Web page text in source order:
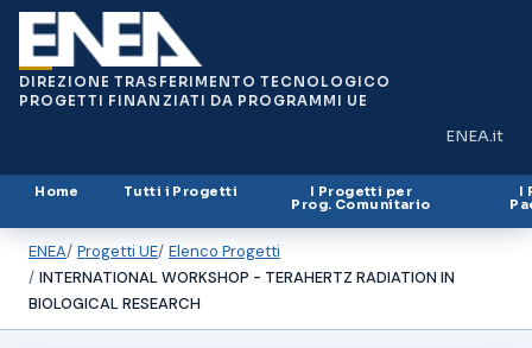
DIREZIONE TRASFERIMENTO TECNOLOGICO
PROGETTI FINANZIATI DA PROGRAMMI UE
ENEA.it
(si apre in
Home Tutti i Progetti I Progetti per
Prog. Comunitario
I
ENEA Progetti UE Elenco Progetti
INTERNATIONAL WORKSHOP - TERAHERTZ RADIATION IN
BIOLOGICAL RESEARCH